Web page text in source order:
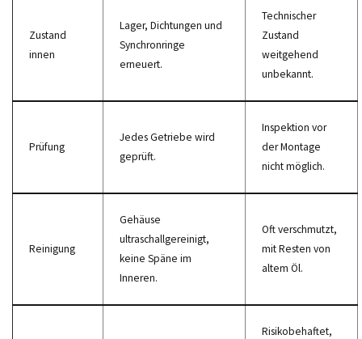
Zustand
innen
Lager, Dichtungen und
Synchronringe
erneuert.
Technischer
Zustand
weitgehend
unbekannt.
Prüfung
Jedes Getriebe wird
geprüft.
Inspektion vor
der Montage
nicht möglich.
Reinigung
Gehäuse
ultraschallgereinigt,
keine Späne im
Inneren.
Oft verschmutzt,
mit Resten von
altem Öl.
Risikobehaftet,